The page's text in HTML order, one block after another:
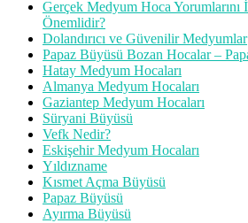
Gerçek Medyum Hoca Yorumlarını
Önemlidir?
Dolandırıcı ve Güvenilir Medyumlar
Papaz Büyüsü Bozan Hocalar –
Hatay Medyum Hocaları
Almanya Medyum Hocaları
Gaziantep Medyum Hocaları
Süryani Büyüsü
Vefk Nedir?
Eskişehir Medyum Hocaları
Yıldızname
Kısmet Açma Büyüsü
Papaz Büyüsü
Ayırma Büyüsü